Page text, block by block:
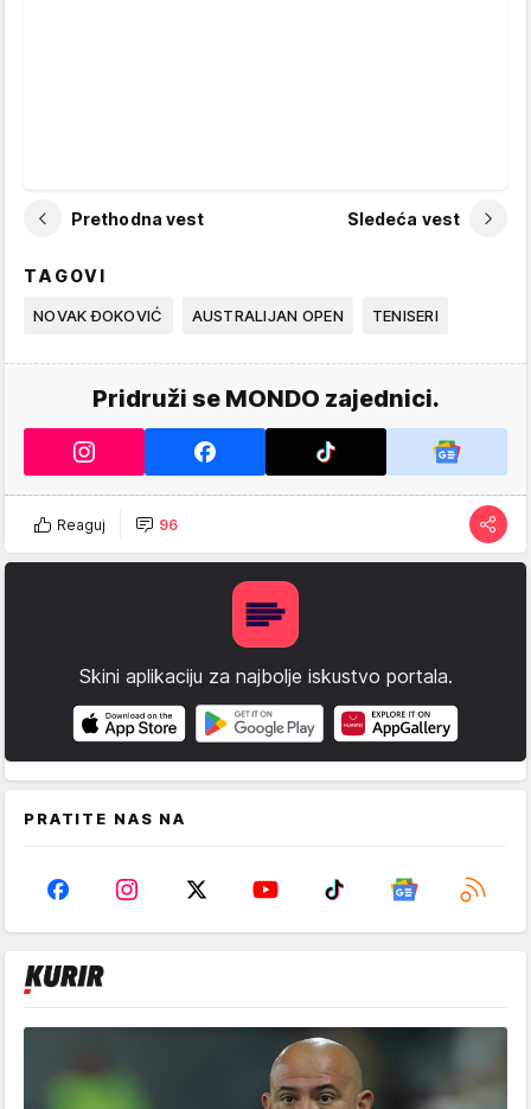
Prethodna vest Sledeća vest
TAGOVI
NOVAK ĐOKOVIĆ AUSTRALIJAN OPEN TENISERI
Pridruži se MONDO zajednici.
Reaguj 96
Skini aplikaciju za najbolje iskustvo portala.
PRATITE NAS NA